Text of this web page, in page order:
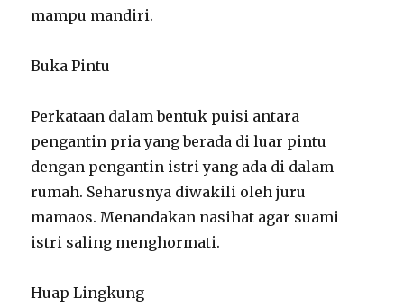
mampu mandiri.
Buka Pintu
Perkataan dalam bentuk puisi antara
pengantin pria yang berada di luar pintu
dengan pengantin istri yang ada di dalam
rumah. Seharusnya diwakili oleh juru
mamaos. Menandakan nasihat agar suami
istri saling menghormati.
Huap Lingkung